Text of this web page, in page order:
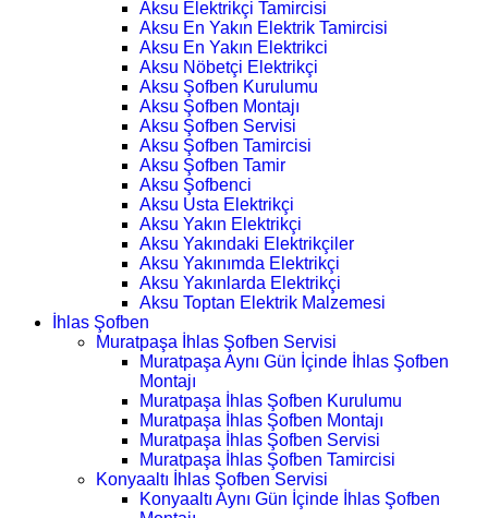
Aksu Elektrikçi Tamircisi
Aksu En Yakın Elektrik Tamircisi
Aksu En Yakın Elektrikci
Aksu Nöbetçi Elektrikçi
Aksu Şofben Kurulumu
Aksu Şofben Montajı
Aksu Şofben Servisi
Aksu Şofben Tamircisi
Aksu Şofben Tamir
Aksu Şofbenci
Aksu Usta Elektrikçi
Aksu Yakın Elektrikçi
Aksu Yakındaki Elektrikçiler
Aksu Yakınımda Elektrikçi
Aksu Yakınlarda Elektrikçi
Aksu Toptan Elektrik Malzemesi
İhlas Şofben
Muratpaşa İhlas Şofben Servisi
Muratpaşa Aynı Gün İçinde İhlas Şofben
Montajı
Muratpaşa İhlas Şofben Kurulumu
Muratpaşa İhlas Şofben Montajı
Muratpaşa İhlas Şofben Servisi
Muratpaşa İhlas Şofben Tamircisi
Konyaaltı İhlas Şofben Servisi
Konyaaltı Aynı Gün İçinde İhlas Şofben